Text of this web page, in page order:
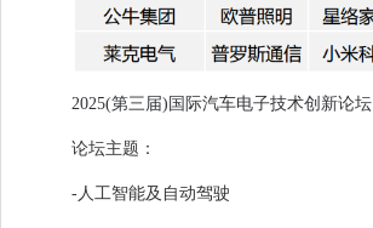
2025(第三届)国际汽车电子技术创新论坛
论坛主题：
-人工智能及自动驾驶